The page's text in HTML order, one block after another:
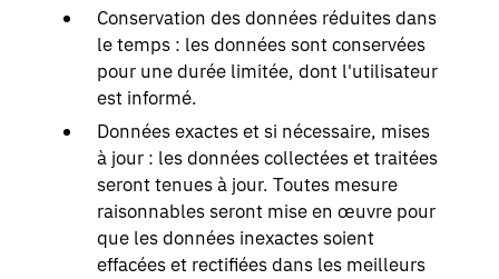
Conservation des données réduites dans
le temps : les données sont conservées
pour une durée limitée, dont l'utilisateur
est informé.
Données exactes et si nécessaire, mises
à jour : les données collectées et traitées
seront tenues à jour. Toutes mesure
raisonnables seront mise en œuvre pour
que les données inexactes soient
effacées et rectifiées dans les meilleurs